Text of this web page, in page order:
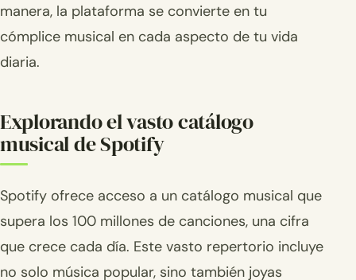
manera, la plataforma se convierte en tu
cómplice musical en cada aspecto de tu vida
diaria.
Explorando el vasto catálogo
musical de Spotify
Spotify ofrece acceso a un catálogo musical que
supera los 100 millones de canciones, una cifra
que crece cada día. Este vasto repertorio incluye
no solo música popular, sino también joyas